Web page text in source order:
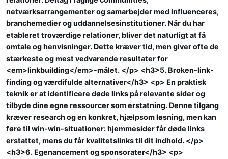
netværksarrangementer og samarbejder med influenceres,
branchemedier og uddannelsesinstitutioner. Når du har
etableret troværdige relationer, bliver det naturligt at få
omtale og henvisninger. Dette kræver tid, men giver ofte de
stærkeste og mest vedvarende resultater for
<em>linkbuilding</em>-målet. </p> <h3>5. Broken-link-
finding og værdifulde alternativer</h3> <p> En praktisk
teknik er at identificere døde links på relevante sider og
tilbyde dine egne ressourcer som erstatning. Denne tilgang
kræver research og en konkret, hjælpsom løsning, men kan
føre til win-win-situationer: hjemmesider får døde links
erstattet, mens du får kvalitetslinks til dit indhold. </p>
<h3>6. Egenancement og sponsorater</h3> <p>